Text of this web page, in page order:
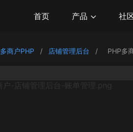
首页 产品 社
多商户PHP / 店铺管理后台 / PHP多